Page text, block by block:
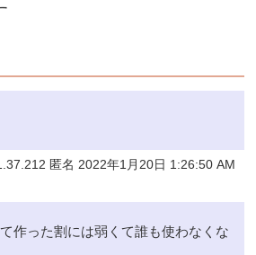
匿名 2022年1月20日 1:26:50 AM
作った割には弱くて誰も使わなくな